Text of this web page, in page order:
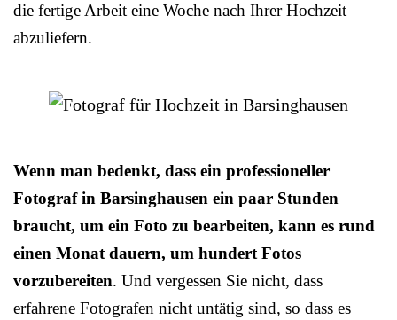
die fertige Arbeit eine Woche nach Ihrer Hochzeit
abzuliefern.
Wenn man bedenkt, dass ein professioneller
Fotograf in Barsinghausen ein paar Stunden
braucht, um ein Foto zu bearbeiten, kann es rund
einen Monat dauern, um hundert Fotos
vorzubereiten. Und vergessen Sie nicht, dass
erfahrene Fotografen nicht untätig sind, so dass es